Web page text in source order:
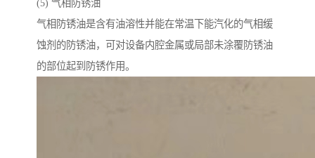
(5) 气相防锈油
气相防锈油是含有油溶性并能在常温下能汽化的气相缓
蚀剂的防锈油，可对设备内腔金属或局部未涂覆防锈油
的部位起到防锈作用。